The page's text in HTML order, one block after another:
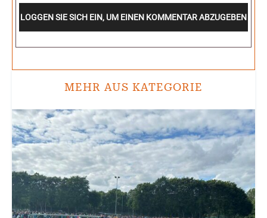
MEHR AUS KATEGORIE
LOGGEN SIE SICH EIN, UM EINEN KOMMENTAR ABZUGEBEN